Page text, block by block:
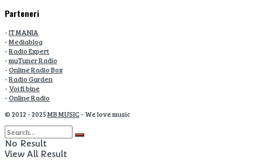
Parteneri
-IT MANIA
-Mediablog
-Radio Expert
-myTuner Radio
-Online Radio Box
-Radio Garden
- Voi fi bine
-Online Radio
© 2012 - 2025MB MUSIC- We love music
No Result
View All Result